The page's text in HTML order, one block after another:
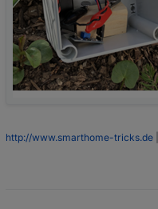
http://www.smarthome-tricks.de